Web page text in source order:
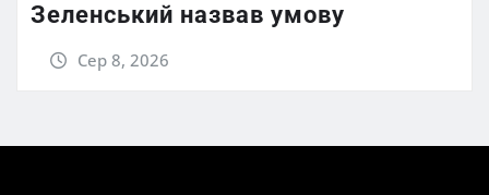
Зеленський назвав умову
Сер 8, 2026